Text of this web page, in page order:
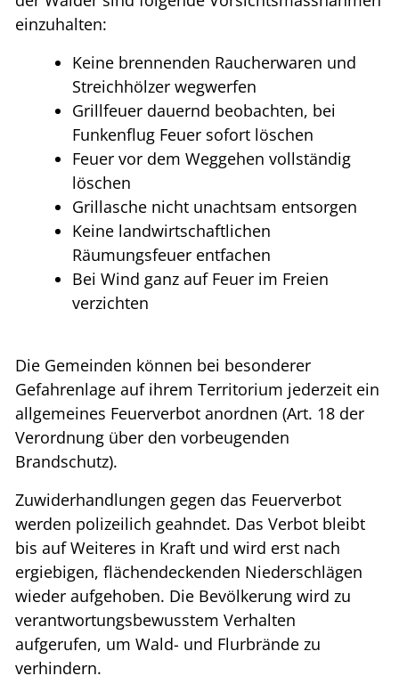
einzuhalten:
Keine brennenden Raucherwaren und
Streichhölzer wegwerfen
Grillfeuer dauernd beobachten, bei
Funkenflug Feuer sofort löschen
Feuer vor dem Weggehen vollständig
löschen
Grillasche nicht unachtsam entsorgen
Keine landwirtschaftlichen
Räumungsfeuer entfachen
Bei Wind ganz auf Feuer im Freien
verzichten
Die Gemeinden können bei besonderer
Gefahrenlage auf ihrem Territorium jederzeit ein
allgemeines Feuerverbot anordnen (Art. 18 der
Verordnung über den vorbeugenden
Brandschutz).
Zuwiderhandlungen gegen das Feuerverbot
werden polizeilich geahndet. Das Verbot bleibt
bis auf Weiteres in Kraft und wird erst nach
ergiebigen, flächendeckenden Niederschlägen
wieder aufgehoben. Die Bevölkerung wird zu
verantwortungsbewusstem Verhalten
aufgerufen, um Wald- und Flurbrände zu
verhindern.